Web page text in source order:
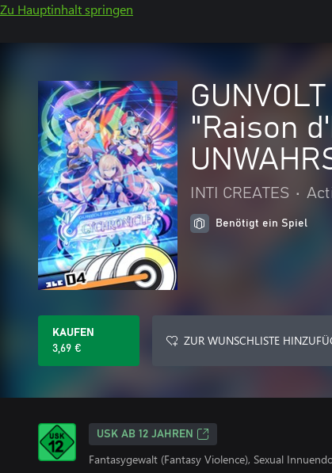
Zu Hauptinhalt springen
"Raison
INTI CREATES •
Benötigt ein Spiel
KAUFEN
3,69 €
ZUR WUNSCHLISTE
USK AB 12 JAHREN
Fantasygewalt (Fantasy Violence), Sexual